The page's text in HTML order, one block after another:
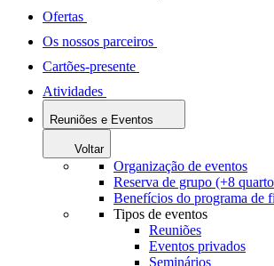
Ofertas
Os nossos parceiros
Cartões-presente
Atividades
Reuniões e Eventos
Voltar
Organização de eventos
Reserva de grupo (+8
Benefícios do programa de
Tipos de eventos
Reuniões
Eventos privados
Seminários